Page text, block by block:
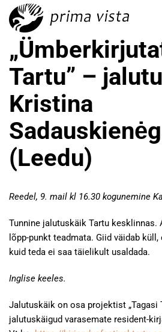
Tartu” –
Kristina
(Leedu)
Reedel, 9. mail kl 16.30 kogunemine
Tunnine jalutuskäik Tartu kesklinnas.
lõpp-punkt teadmata. Giid väidab
kuid teda ei saa täielikult usaldada.
Inglise keeles.
Jalutuskäik on osa projektist „Tagasi
jalutuskäigud varasemate resident-